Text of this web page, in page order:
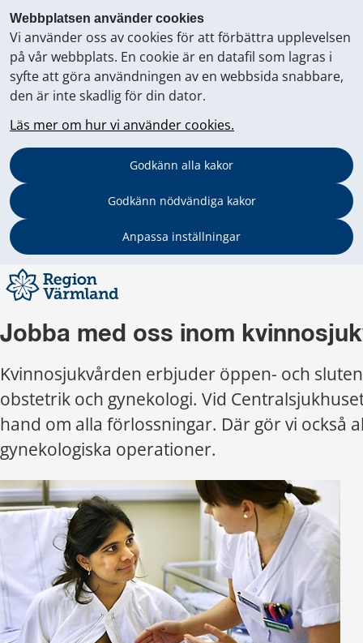
Webbplatsen använder cookies
Vi använder oss av cookies för att förbättra upplevelsen
på vår webbplats. En cookie är en datafil som lagras i
syfte att göra användningen av en webbsida snabbare,
den är inte skadlig för din dator.
Läs mer om hur vi använder cookies.
Godkänn alla kakor
Godkänn nödvändiga kakor
Anpassa inställningar
Jobba med oss inom
Kvinnosjukvården erbjuder öppen- och
obstetrik och gynekologi. Vid
hand om alla förlossningar. Där gör vi också
gynekologiska operationer.